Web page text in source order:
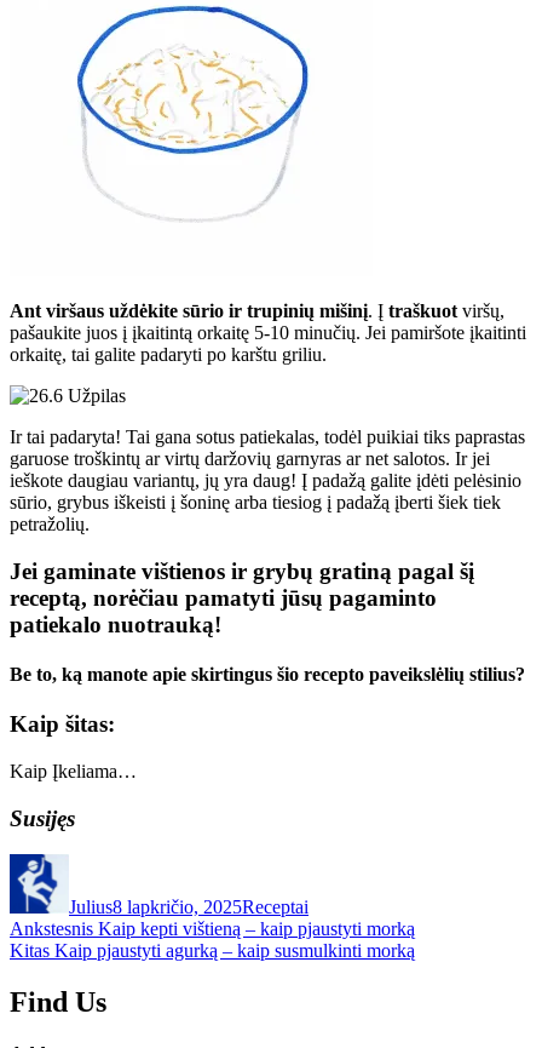
Ant viršaus uždėkite sūrio ir trupinių mišinį. Į traškuot viršų,
pašaukite juos į įkaitintą orkaitę 5-10 minučių. Jei pamiršote įkaitinti
orkaitę, tai galite padaryti po karštu griliu.
Ir tai padaryta! Tai gana sotus patiekalas, todėl puikiai tiks paprastas
garuose troškintų ar virtų daržovių garnyras ar net salotos. Ir jei
ieškote daugiau variantų, jų yra daug! Į padažą galite įdėti pelėsinio
sūrio, grybus iškeisti į šoninę arba tiesiog į padažą įberti šiek tiek
petražolių.
Jei gaminate vištienos ir grybų gratiną pagal šį
receptą, norėčiau pamatyti jūsų pagaminto
patiekalo nuotrauką!
Be to, ką manote apie skirtingus šio recepto paveikslėlių stilius?
Kaip šitas:
Kaip Įkeliama…
Susijęs
Julius8 lapkričio, 2025Receptai
Navigacija
tarp
įrašų
Ankstesnis Ankstesnis
įrašas:
Kaip kepti vištieną – kaip pjaustyti morką
Kitas Kitas
Kaip pjaustyti agurką – kaip susmulkinti morką
Find Us